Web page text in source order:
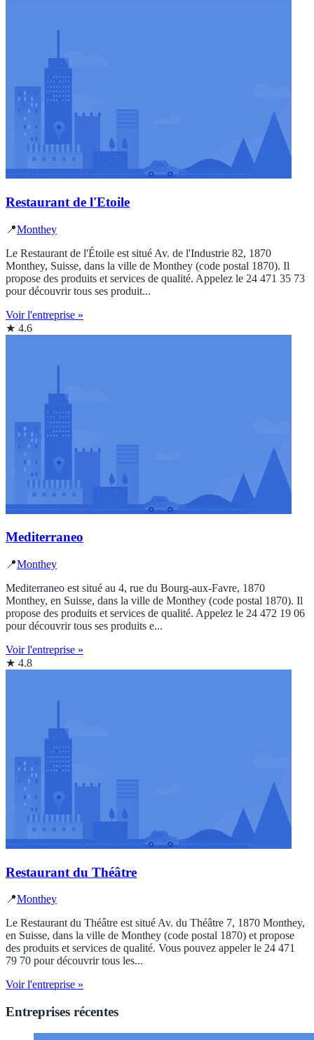
Restaurant de l'Etoile
📍Monthey
Le Restaurant de l'Étoile est situé Av. de l'Industrie 82, 1870
Monthey, Suisse, dans la ville de Monthey (code postal 1870). Il
propose des produits et services de qualité. Appelez le 24 471 35 73
pour découvrir tous ses produit...
Voir l'entreprise »
★ 4.6
Mediterraneo
📍Monthey
Mediterraneo est situé au 4, rue du Bourg-aux-Favre, 1870
Monthey, en Suisse, dans la ville de Monthey (code postal 1870). Il
propose des produits et services de qualité. Appelez le 24 472 19 06
pour découvrir tous ses produits e...
Voir l'entreprise »
★ 4.8
Restaurant du Théâtre
📍Monthey
Le Restaurant du Théâtre est situé Av. du Théâtre 7, 1870 Monthey,
en Suisse, dans la ville de Monthey (code postal 1870) et propose
des produits et services de qualité. Vous pouvez appeler le 24 471
79 70 pour découvrir tous les...
Voir l'entreprise »
Entreprises récentes